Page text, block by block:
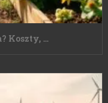
Koszty, …